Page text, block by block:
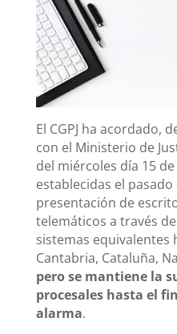
El CGPJ ha acordado,
con el Ministerio de
del miércoles día 15
establecidas el
presentación de
telemáticos a través
sistemas equivalentes
Cantabria, Cataluña,
pero se mantiene la
procesales hasta el
alarma.